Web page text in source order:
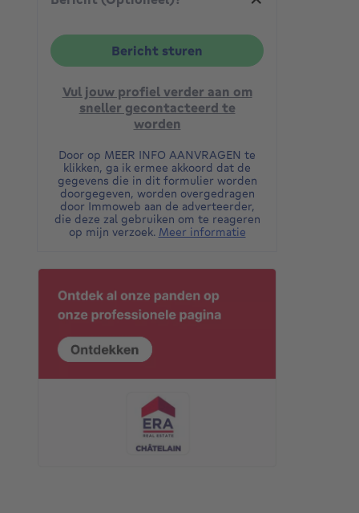
Bericht sturen
Vul jouw profiel verder aan om
sneller gecontacteerd te
worden
Door op MEER INFO AANVRAGEN te
klikken, ga ik ermee akkoord dat de
gegevens die in dit formulier worden
doorgegeven, worden overgedragen
door Immoweb aan de adverteerder,
die deze zal gebruiken om te reageren
op mijn verzoek. Meer informatie